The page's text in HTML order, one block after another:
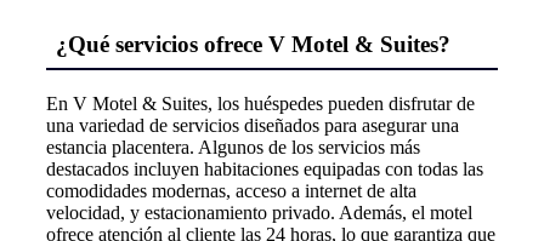
¿Qué servicios ofrece V Motel & Suites?
En V Motel & Suites, los huéspedes pueden disfrutar de
una variedad de servicios diseñados para asegurar una
estancia placentera. Algunos de los servicios más
destacados incluyen habitaciones equipadas con todas las
comodidades modernas, acceso a internet de alta
velocidad, y estacionamiento privado. Además, el motel
ofrece atención al cliente las 24 horas, lo que garantiza que